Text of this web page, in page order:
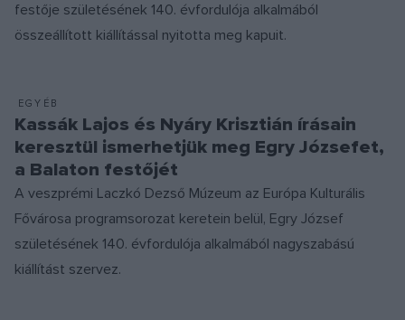
festője születésének 140. évfordulója alkalmából
összeállított kiállítással nyitotta meg kapuit.
EGYÉB
Kassák Lajos és Nyáry Krisztián írásain
keresztül ismerhetjük meg Egry Józsefet,
a Balaton festőjét
A veszprémi Laczkó Dezső Múzeum az Európa Kulturális
Fővárosa programsorozat keretein belül, Egry József
születésének 140. évfordulója alkalmából nagyszabású
kiállítást szervez.